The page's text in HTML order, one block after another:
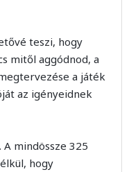
teszi, hogy
mitől aggódnod, a
a játék
az igényeidnek
mindössze 325
hogy